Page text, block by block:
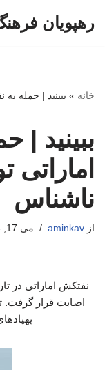
رهپویان
خانه » ببینید | حمله
ببینید |
اماراتی
ناشناس
از aminkav می 17, 2026
اصابت قرار گرفت.